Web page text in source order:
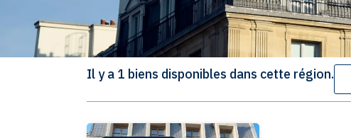
Il y a 1 biens disponibles dans cette région.
Loi Denormandie
Loi Denormandie